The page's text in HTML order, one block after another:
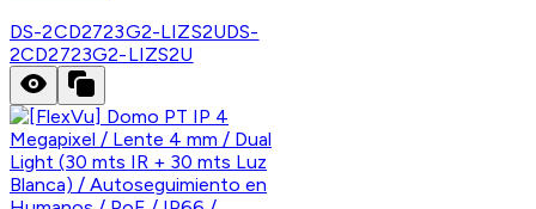
DS-2CD2723G2-LIZS2UDS-
2CD2723G2-LIZS2U